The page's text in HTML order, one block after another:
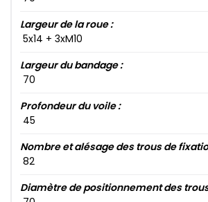
Largeur de la roue :
5​x14​ + 3​xM10​
Largeur du bandage :
70​
Profondeur du voile :
45​
Nombre et alésage des trous de
82​
Diamètre de positionnement des